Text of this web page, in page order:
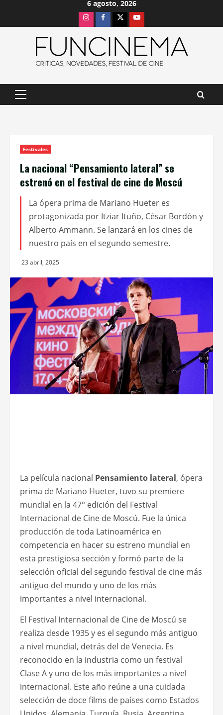
6 agosto, 2026
InstagramFacebook
X Youtube
Menú
Festivales
La nacional “Pensamiento lateral” se
estrenó en el festival de cine de Moscú
La ópera prima de Mariano Hueter es
protagonizada por Itziar Ituño, César Bordón y
Alberto Ammann. Se lanzará en los cines de
nuestro país en el segundo semestre.
23 abril, 2025
La película nacional Pensamiento lateral, ópera
prima de Mariano Hueter, tuvo su premiere
mundial en la 47° edición del Festival
Internacional de Cine de Moscú. Fue la única
producción de toda Latinoamérica en
competencia en hacer su estreno mundial en
esta prestigiosa sección y formó parte de la
selección oficial del segundo festival de cine más
antiguo del mundo y uno de los más
importantes a nivel internacional.
El Festival Internacional de Cine de Moscú se
realiza desde 1935 y es el segundo más antiguo
a nivel mundial, detrás del de Venecia. Es
reconocido en la industria como un festival
Clase A y uno de los más importantes a nivel
internacional. Este año reúne a una cuidada
selección de doce films de países como Estados